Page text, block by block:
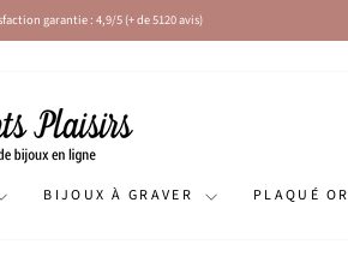
Diaporama
garantie : 4,9/5 (+ de 5120 avis)
BIJOUX À GRAVER PLAQUÉ OR